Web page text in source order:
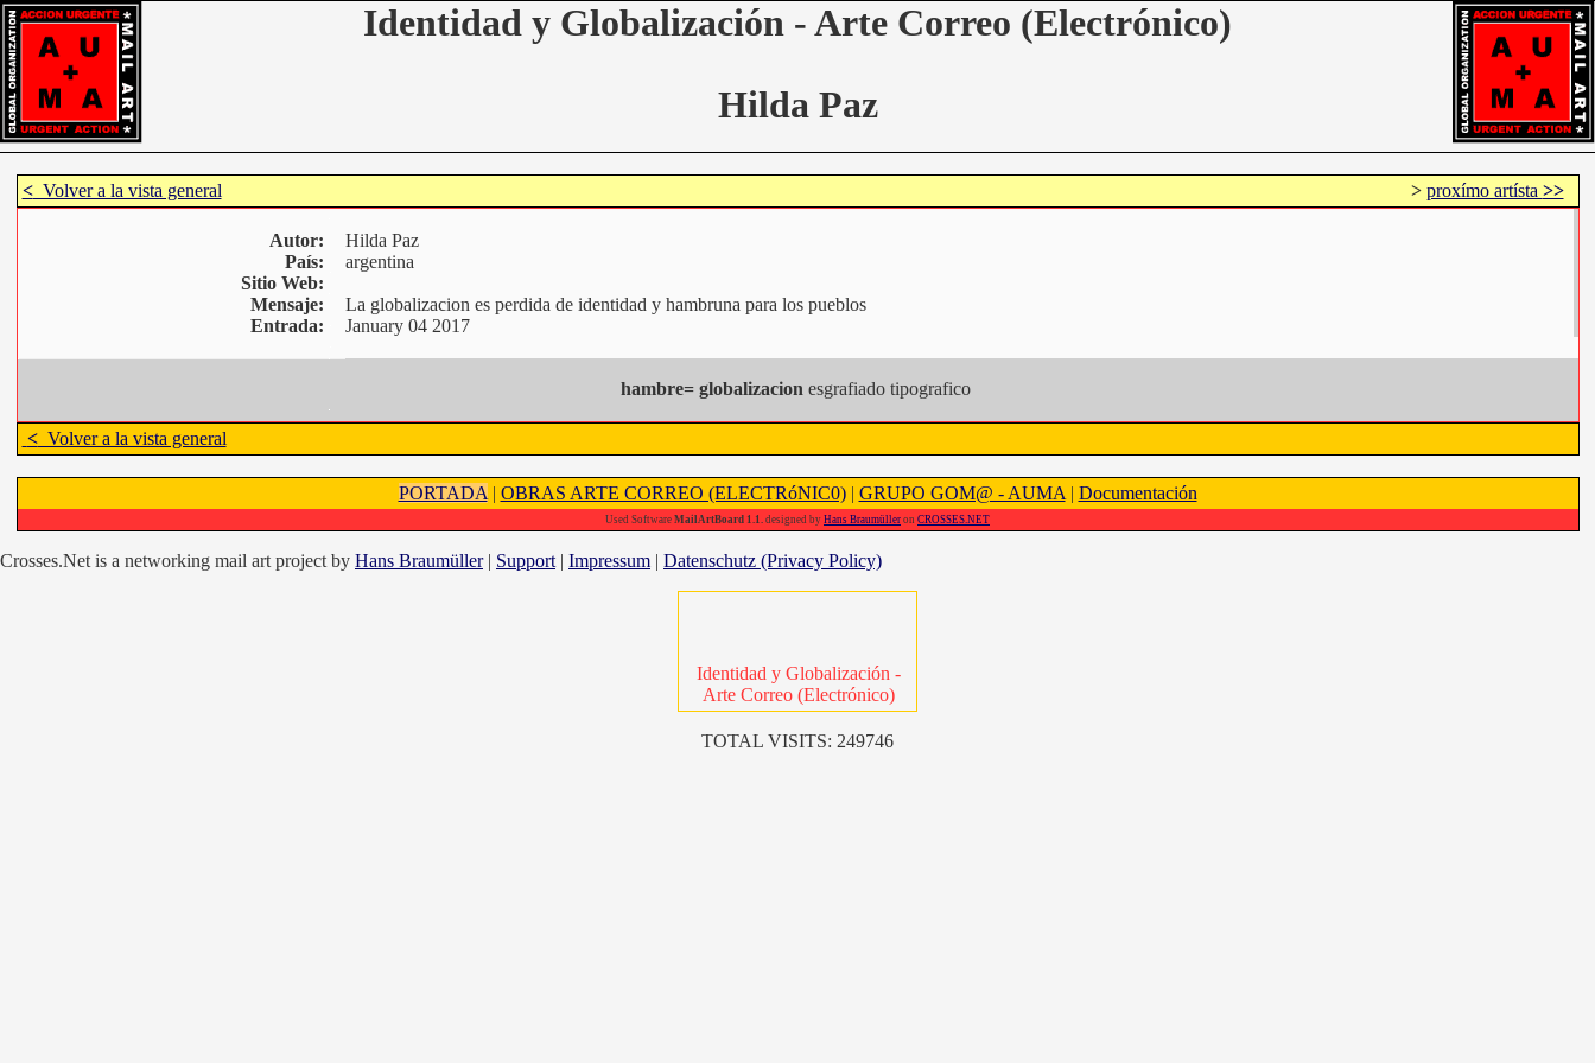
Identidad y Globalización - Arte Correo (Electrónico)
Hilda Paz
<Volver a la vista general > proxímo artísta >>
Autor:
País:
Sitio Web:
Mensaje:
Hilda Paz
argentina
La globalizacion es perdida de identidad y hambruna para los pueblos
Entrada:
January 04 2017
hambre= globalizacion esgrafiado tipografico
<Volver a la vista general
PORTADA | OBRAS ARTE CORREO (ELECTRóNIC0)| GRUPO GOM@ - AUMA | Documentación
Used Software MailArtBoard 1.1. designed by Hans Braumüller on CROSSES.NET
Crosses.Net is a networking mail art project by Hans Braumüller| Support | Impressum | Datenschutz (Privacy Policy)
Identidad y Globalización -
Arte Correo (Electrónico)
TOTAL VISITS: 249746